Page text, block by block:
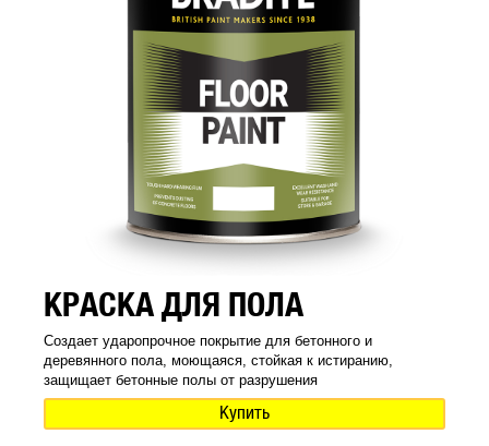
КРАСКА ДЛЯ ПОЛА
Создает ударопрочное покрытие для бетонного и
деревянного пола, моющаяся, стойкая к истиранию,
защищает бетонные полы от разрушения
Купить